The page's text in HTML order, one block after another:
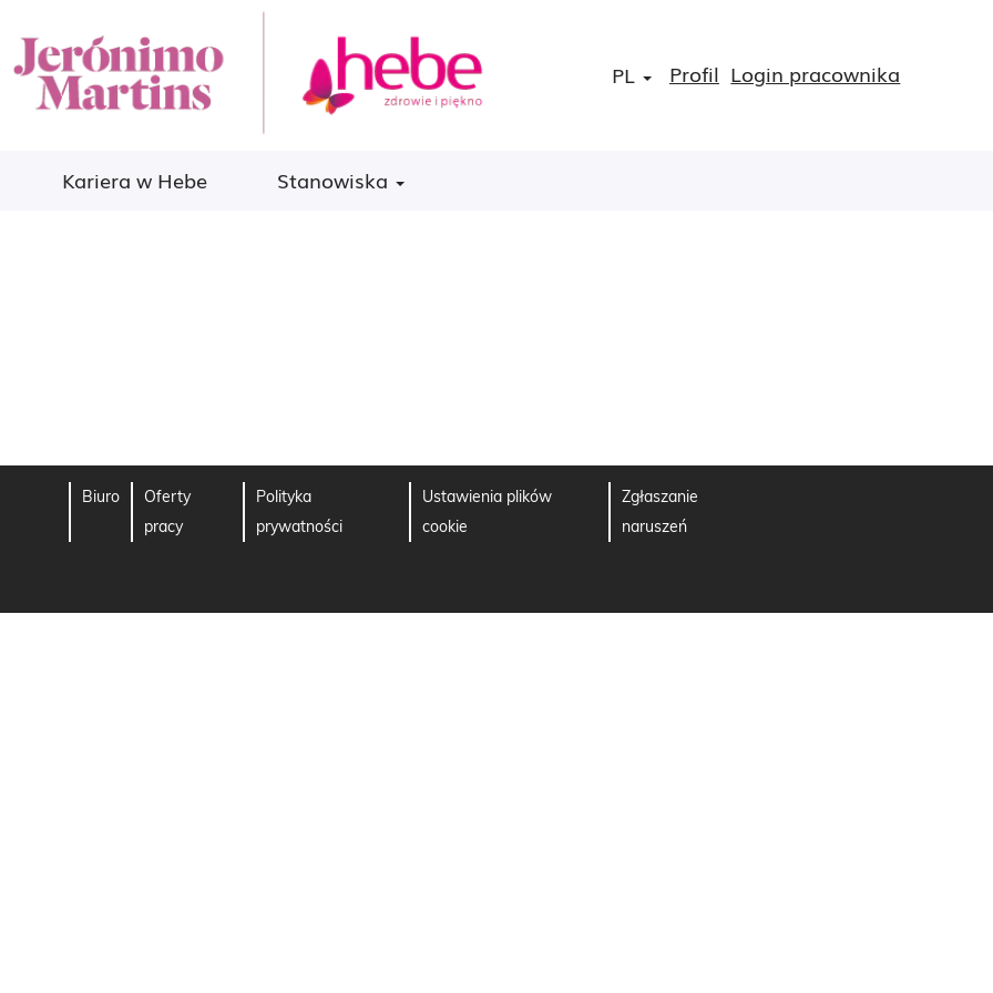
PL Profil Login pracownika
Kariera w Hebe Stanowiska
Biuro
Oferty
pracy
Polityka
prywatności
Ustawienia plików
cookie
Zgłaszanie
naruszeń